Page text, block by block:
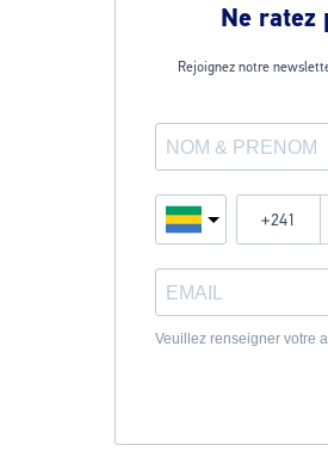
Ne ratez
Rejoignez notre
Veuillez renseigner votre